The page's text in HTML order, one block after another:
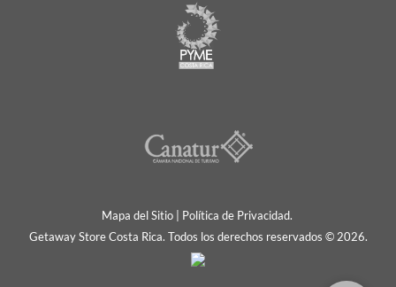
Mapa del Sitio| Política de Privacidad.
Getaway Store Costa Rica. Todos los derechos reservados © 2026.